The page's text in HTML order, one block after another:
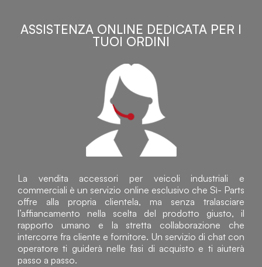
ASSISTENZA ONLINE DEDICATA PER I
TUOI ORDINI
La vendita accessori per veicoli industriali e
commerciali è un servizio online esclusivo che Sì- Parts
offre alla propria clientela, ma senza tralasciare
l’affiancamento nella scelta del prodotto giusto, il
rapporto umano e la stretta collaborazione che
intercorre fra cliente e fornitore. Un servizio di chat con
operatore ti guiderà nelle fasi di acquisto e ti aiuterà
passo a passo.